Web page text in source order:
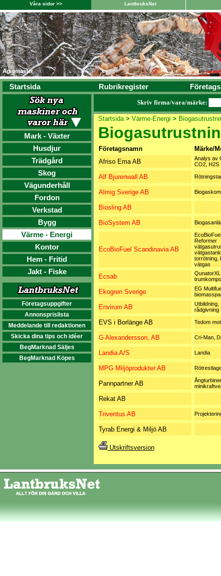
Våra sidor >> LantbruksNet
Startsida Rubrikregister
Mark - Växter
Husdjur
Trädgård
Skog
Vägunderhåll
Fordon
Verkstad
Bygg
Värme - Energi
Kontor
Hem - Fritid
Jakt - Fiske
Företagsuppgifter
Annonsprislista
Meddelande till redaktionen
Skicka dina tips och idéer
BegMarknad Säljes
BegMarknad Köpes
Skriv firma/vara/märke:
Startsida> Värme-Energi >
Företagsnamn
Märke/
Afriso Ema AB
Analys av
CO2, H2S
Alf Bjurenwall AB
Almig Sverige AB
Biosling AB
BioSystem AB
EcoBioFuel Scandinavia AB
Reformer
torrötning,
vätgas
Ecsab
QunatorXL
Ekogren Sverige
EG
Envirum AB
Utbildning,
rådgivning
EVS i Borlänge AB Tedom
G Alexandersson, AB Cri-Man,
Landia A/S Landia
MPG Miljöprodukter AB
Pannpartner AB
Rekat AB
Triventus AB
Tyrab Energi & Miljö AB
Utskriftsversion